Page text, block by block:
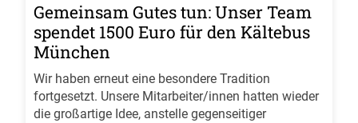
Gemeinsam Gutes tun: Unser Team
spendet 1500 Euro für den Kältebus
München
Wir haben erneut eine besondere Tradition
fortgesetzt. Unsere Mitarbeiter/innen hatten wieder
die großartige Idee, anstelle gegenseitiger